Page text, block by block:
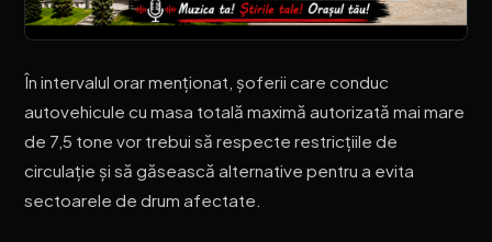
În intervalul orar menționat, șoferii care conduc
autovehicule cu masa totală maximă autorizată mai mare
de 7,5 tone vor trebui să respecte restricțiile de
circulație și să găsească alternative pentru a evita
sectoarele de drum afectate.